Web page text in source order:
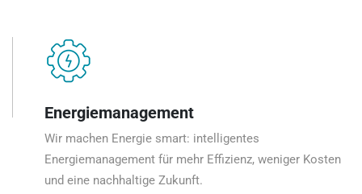
Energiemanagement
Wir machen Energie smart: intelligentes
Energiemanagement für mehr Effizienz, weniger Kosten
und eine nachhaltige Zukunft.